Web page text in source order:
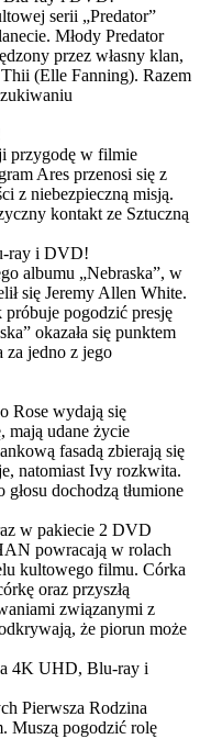
serii „Predator”
Młody Predator
przez własny klan,
(Elle Fanning). Razem
przygodę w filmie
Ares przenosi się z
z niebezpieczną misją.
kontakt ze Sztuczną
ray i DVD!
albumu „Nebraska”, w
się Jeremy Allen White.
pogodzić presję
okazała się punktem
za jedno z jego
Rose wydają się
mają udane życie
fasadą zbierają się
natomiast Ivy rozkwita.
dochodzą tłumione
w pakiecie 2 DVD
powracają w rolach
kultowego filmu. Córka
oraz przyszłą
związanymi z
że piorun może
4K UHD, Blu-ray i
Pierwsza Rodzina
Muszą pogodzić rolę